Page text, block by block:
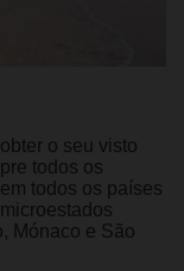
o seu visto
todos os
todos os países
Mónaco e São